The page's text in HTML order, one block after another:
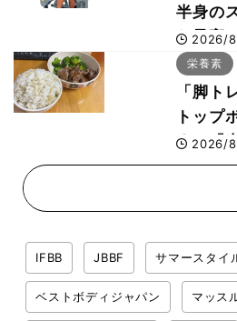
半身の
た最高
プルオ
2026/
栄養素
「脚ト
トップ
する「
回復メ
2026/
IFBB JBBF サマースタイ
ベストボディジャパン マッス